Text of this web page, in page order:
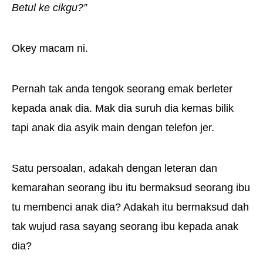
Betul ke cikgu?”
Okey macam ni.
Pernah tak anda tengok seorang emak berleter
kepada anak dia. Mak dia suruh dia kemas bilik
tapi anak dia asyik main dengan telefon jer.
Satu persoalan, adakah dengan leteran dan
kemarahan seorang ibu itu bermaksud seorang ibu
tu membenci anak dia? Adakah itu bermaksud dah
tak wujud rasa sayang seorang ibu kepada anak
dia?